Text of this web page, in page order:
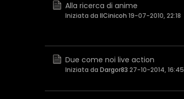
Alla ricerca di anime
Iniziata da IlCinicoh 19-07-2010, 22:18
Due come noi live action
Iniziata da Dargor83 27-10-2014, 16:45